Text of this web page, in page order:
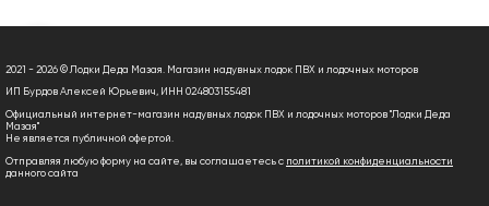
2021 - 2026 © Лодки Деда Мазая. Магазин надувных лодок ПВХ и лодочных моторов
ИП Бурдов Алексей Юрьевич, ИНН 024803155481
Официальный интернет-магазин надувных лодок ПВХ и лодочных моторов "Лодки Деда
Мазая"
Не является публичной офертой.
Отправляя любую форму на сайте, вы соглашаетесь с политикой конфиденциальности
данного сайта